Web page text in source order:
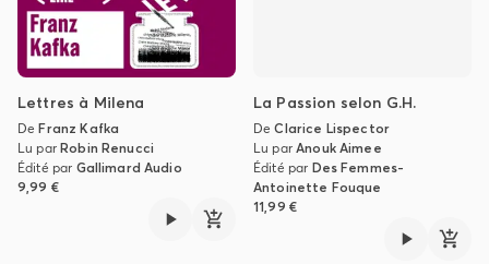
Lettres à Milena
DeFranz Kafka
Lu parRobin Renucci
Édité par Gallimard Audio
9,99 €
La Passion selon G.H.
DeClarice Lispector
Lu parAnouk Aimee
Édité par Des Femmes-
Antoinette Fouque
11,99 €